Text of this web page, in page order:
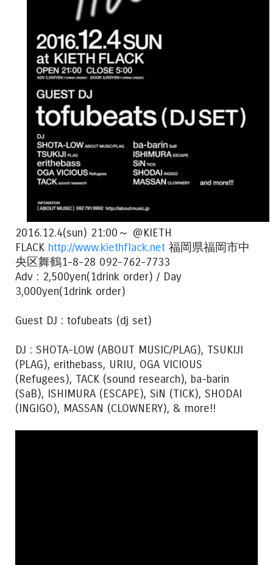
2016.12.4(sun) 21:00～ @KIETH
FLACK http://www.kiethflack.net 福岡県福岡市中
央区舞鶴1-8-28 092-762-7733
Adv : 2,500yen(1drink order) / Day
3,000yen(1drink order)
Guest DJ : tofubeats (dj set)
DJ : SHOTA-LOW (ABOUT MUSIC/PLAG), TSUKIJI
(PLAG), erithebass, URIU, OGA VICIOUS
(Refugees), TACK (sound research), ba-barin
(SaB), ISHIMURA (ESCAPE), SiN (TICK), SHODAI
(INGIGO), MASSAN (CLOWNERY), & more!!